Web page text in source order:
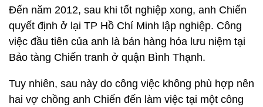
Đến năm 2012, sau khi tốt nghiệp xong, anh Chiến
quyết định ở lại TP Hồ Chí Minh lập nghiệp. Công
việc đầu tiên của anh là bán hàng hóa lưu niệm tại
Bảo tàng Chiến tranh ở quận Bình Thạnh.
Tuy nhiên, sau này do công việc không phù hợp nên
hai vợ chồng anh Chiến đến làm việc tại một công